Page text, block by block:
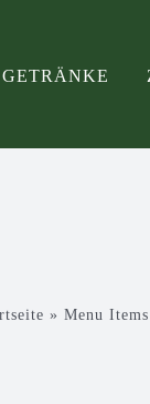
» Menu Items